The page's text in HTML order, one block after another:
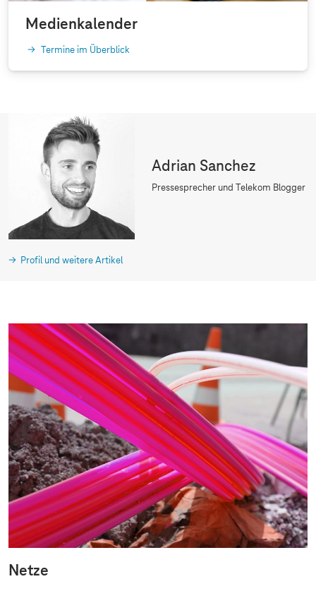
Medienkalender
Termine im Überblick
Adrian Sanchez
Pressesprecher und Telekom Blogger
Profil und weitere Artikel
Netze